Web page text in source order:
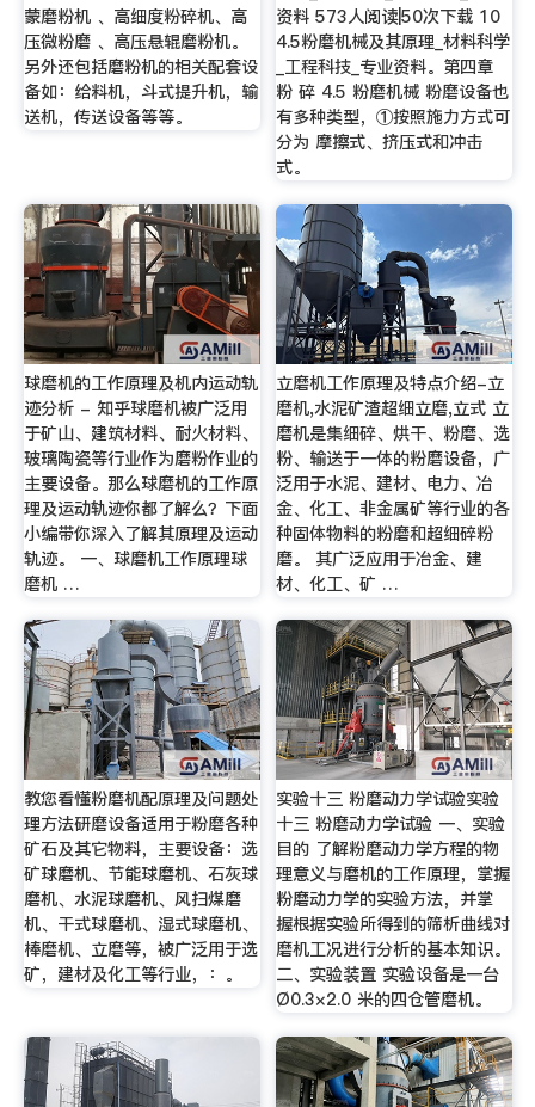
蒙磨粉机 、高细度粉碎机、高
压微粉磨 、高压悬辊磨粉机。
另外还包括磨粉机的相关配套设
备如：给料机，斗式提升机，输
送机，传送设备等等。
资料 573人阅读|50次下载 10
4.5粉磨机械及其原理_材料科学
_工程科技_专业资料。第四章
粉 碎 4.5 粉磨机械 粉磨设备也
有多种类型，①按照施力方式可
分为 摩擦式、挤压式和冲击
式。
球磨机的工作原理及机内运动轨
迹分析 - 知乎球磨机被广泛用
于矿山、建筑材料、耐火材料、
玻璃陶瓷等行业作为磨粉作业的
主要设备。那么球磨机的工作原
理及运动轨迹你都了解么？下面
小编带你深入了解其原理及运动
轨迹。 一、球磨机工作原理球
磨机 …
立磨机工作原理及特点介绍-立
磨机,水泥矿渣超细立磨,立式 立
磨机是集细碎、烘干、粉磨、选
粉、输送于一体的粉磨设备，广
泛用于水泥、建材、电力、冶
金、化工、非金属矿等行业的各
种固体物料的粉磨和超细碎粉
磨。 其广泛应用于冶金、建
材、化工、矿 …
教您看懂粉磨机配原理及问题处
理方法研磨设备适用于粉磨各种
矿石及其它物料，主要设备：选
矿球磨机、节能球磨机、石灰球
磨机、水泥球磨机、风扫煤磨
机、干式球磨机、湿式球磨机、
棒磨机、立磨等，被广泛用于选
矿，建材及化工等行业，：。
实验十三 粉磨动力学试验实验
十三 粉磨动力学试验 一、实验
目的 了解粉磨动力学方程的物
理意义与磨机的工作原理，掌握
粉磨动力学的实验方法，并掌
握根据实验所得到的筛析曲线对
磨机工况进行分析的基本知识。
二、实验装置 实验设备是一台
Ø0.3×2.0 米的四仓管磨机。